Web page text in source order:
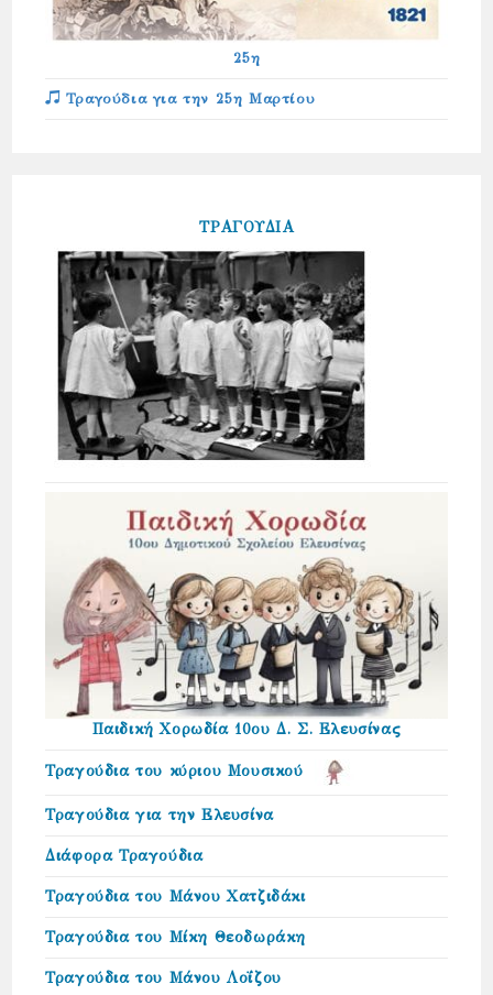
25η
Τραγούδια για την 25η Μαρτίου
ΤΡΑΓΟΥΔΙΑ
Παιδική Χορωδία 10ου Δ. Σ. Ελευσίνας
Τραγούδια του κύριου Μουσικού
Τραγούδια για την Ελευσίνα
Διάφορα Τραγούδια
Τραγούδια του Μάνου Χατζιδάκι
Τραγούδια του Μίκη Θεοδωράκη
Τραγούδια του Μάνου Λοΐζου